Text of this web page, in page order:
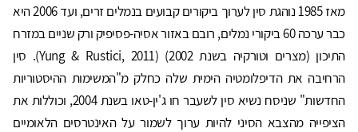
מאז 1985 נוהגת סין לערוך ביקורים קבועים בנמלים זרים, ועד 2006 היא
כבר ערכה 60 ביקורי נמלים, רובם באזור אסיה-פסיפיק ורק שניים במזרח
התיכון (מצרים וטורקיה בשנת 2002) (Yung & Rustici, 2011). סין
הרחיבה את הדיפלומטיה הימית שלה כחלק מ"המשימות ההיסטוריות
החדשות" שניסח נשיא סין לשעבר חו ג'ין-טאו בשנת 2004, וכוללות את
הציפייה מהצבא הסיני להיות ערוך לשמור על האינטרסים הלאומיים